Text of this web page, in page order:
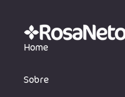
Home
Sobre